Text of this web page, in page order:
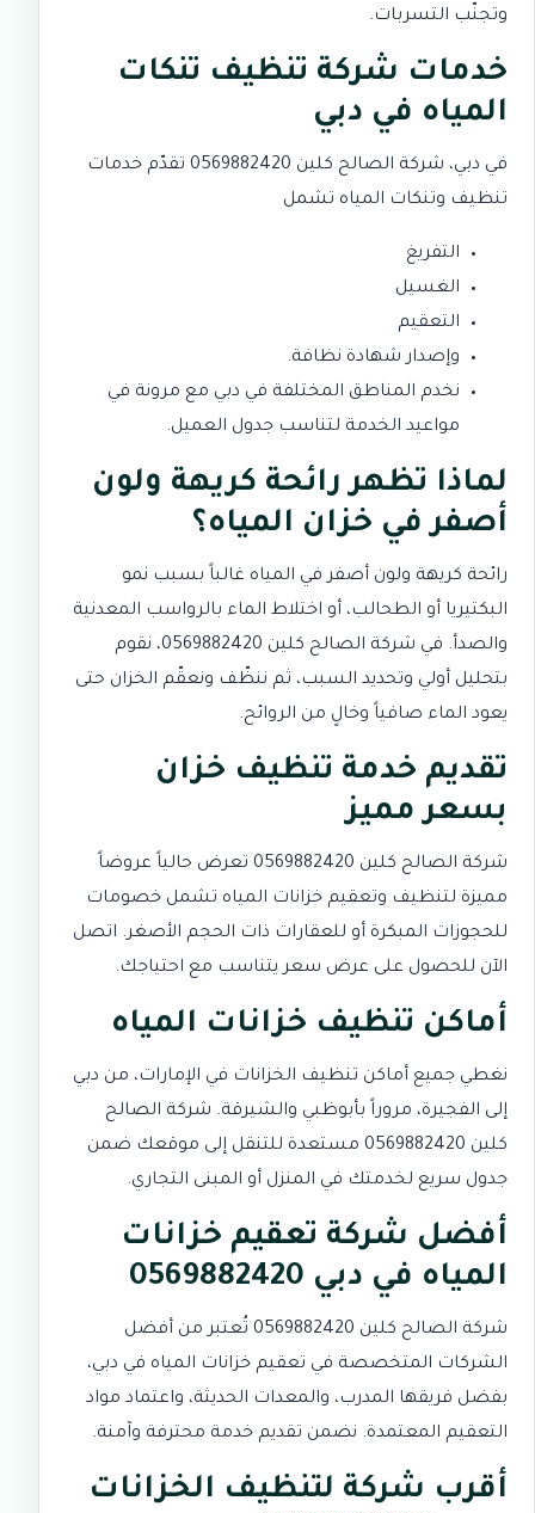
وتجنّب التسربات.
خدمات شركة تنظيف تنكات
المياه في دبي
في دبي، شركة الصالح كلين 0569882420 تقدّم خدمات
تنظيف وتنكات المياه تشمل
التفريغ
الغسيل
التعقيم
وإصدار شهادة نظافة.
نخدم المناطق المختلفة في دبي مع مرونة في
مواعيد الخدمة لتناسب جدول العميل.
لماذا تظهر رائحة كريهة ولون
أصفر في خزان المياه؟
رائحة كريهة ولون أصفر في المياه غالباً بسبب نمو
البكتيريا أو الطحالب، أو اختلاط الماء بالرواسب المعدنية
والصدأ. في شركة الصالح كلين 0569882420، نقوم
بتحليل أولي وتحديد السبب، ثم ننظّف ونعقّم الخزان حتى
يعود الماء صافياً وخالٍ من الروائح.
تقديم خدمة تنظيف خزان
بسعر مميز
شركة الصالح كلين 0569882420 تعرض حالياً عروضاً
مميزة لتنظيف وتعقيم خزانات المياه تشمل خصومات
للحجوزات المبكرة أو للعقارات ذات الحجم الأصغر. اتصل
الآن للحصول على عرض سعر يتناسب مع احتياجك.
أماكن تنظيف خزانات المياه
نغطي جميع أماكن تنظيف الخزانات في الإمارات، من دبي
إلى الفجيرة، مروراً بأبوظبي والشيرقة. شركة الصالح
كلين 0569882420 مستعدة للتنقل إلى موقعك ضمن
جدول سريع لخدمتك في المنزل أو المبنى التجاري.
أفضل شركة تعقيم خزانات
المياه في دبي 0569882420
شركة الصالح كلين 0569882420 تُعتبر من أفضل
الشركات المتخصصة في تعقيم خزانات المياه في دبي،
بفضل فريقها المدرب، والمعدات الحديثة، واعتماد مواد
التعقيم المعتمدة. نضمن تقديم خدمة محترفة وآمنة.
أقرب شركة لتنظيف الخزانات